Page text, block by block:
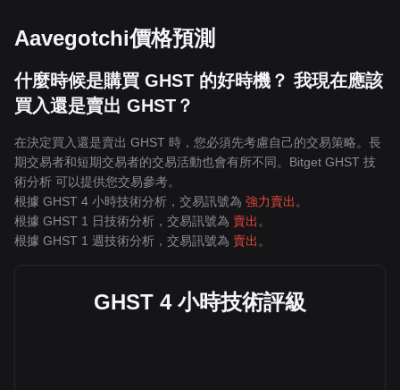
Aavegotchi價格預測
什麼時候是購買 GHST 的好時機？ 我現在應該
買入還是賣出 GHST？
在決定買入還是賣出 GHST 時，您必須先考慮自己的交易策略。長
期交易者和短期交易者的交易活動也會有所不同。Bitget GHST 技
術分析 可以提供您交易參考。
根據 GHST 4 小時技術分析，交易訊號為 強力賣出 。
根據 GHST 1 日技術分析，交易訊號為 賣出 。
根據 GHST 1 週技術分析，交易訊號為 賣出 。
GHST 4 小時技術評級